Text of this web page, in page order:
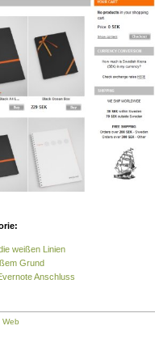
weißen Linien
Grund
Anschluss
Web